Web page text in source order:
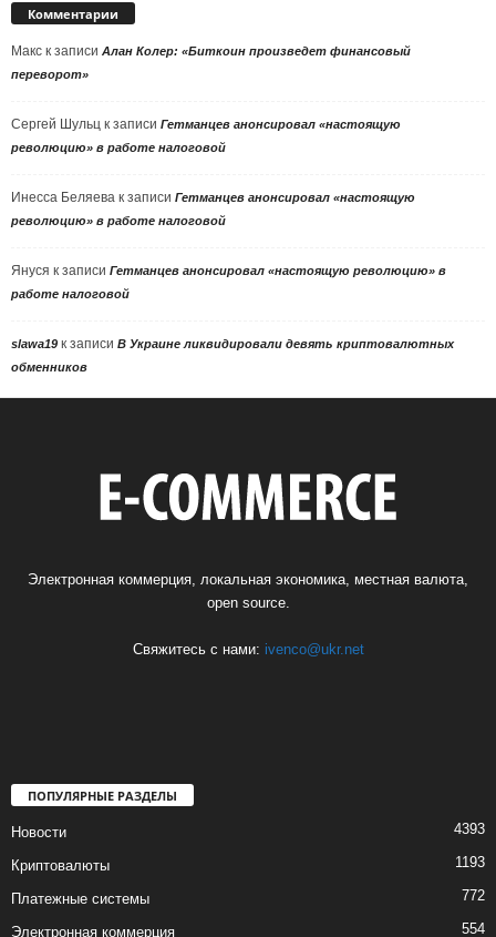
Комментарии
Макс к записи Алан Колер: «Биткоин произведет финансовый
переворот»
Сергей Шульц к записи Гетманцев анонсировал «настоящую
революцию» в работе налоговой
Инесса Беляева к записи Гетманцев анонсировал «настоящую
революцию» в работе налоговой
Януся к записи Гетманцев анонсировал «настоящую революцию» в
работе налоговой
slawa19 к записи В Украине ликвидировали девять криптовалютных
обменников
Электронная коммерция, локальная экономика, местная валюта,
open source.
Свяжитесь с нами: ivenco@ukr.net
ПОПУЛЯРНЫЕ РАЗДЕЛЫ
Новости 4393
Криптовалюты 1193
Платежные системы 772
Электронная коммерция 554